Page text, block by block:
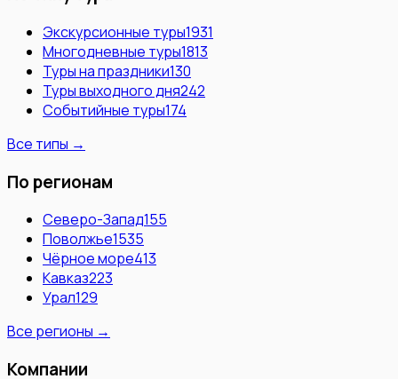
Экскурсионные туры1931
Многодневные туры1813
Туры на праздники130
Туры выходного дня242
Событийные туры174
Все типы →
По регионам
Северо-Запад155
Поволжье1535
Чёрное море413
Кавказ223
Урал129
Все регионы →
Компании